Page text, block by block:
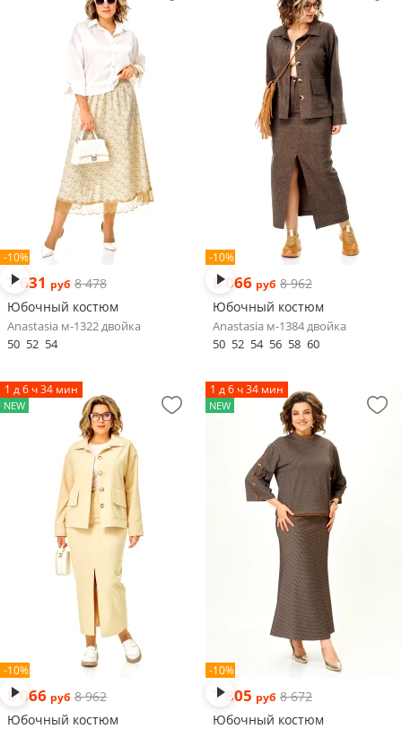
-10%
7 631 руб 8 478
Юбочный костюм
Anastasia м-1322 двойка
50 52 54
-10%
8 066 руб 8 962
Юбочный костюм
Anastasia м-1384 двойка
50 52 54 56 58 60
1 д 6 ч 34 мин
NEW
-10%
8 066 руб 8 962
Юбочный костюм
1 д 6 ч 34 мин
NEW
-10%
7 805 руб 8 672
Юбочный костюм